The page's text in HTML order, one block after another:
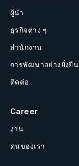
ผู้นำ
ธุรกิจต่าง ๆ
สำนักงาน
การพัฒนาอย่างยั่งยืน
ติดต่อ
Career
งาน
คนของเรา